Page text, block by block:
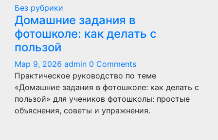
Без рубрики
Домашние задания в
фотошколе: как делать с
пользой
Мар 9, 2026 admin 0 Comments
Практическое руководство по теме
«Домашние задания в фотошколе: как делать с
пользой» для учеников фотошколы: простые
объяснения, советы и упражнения.